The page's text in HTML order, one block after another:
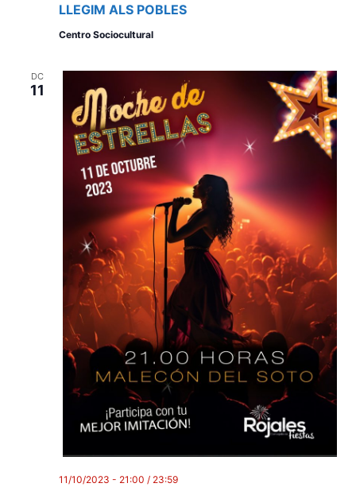
LLEGIM ALS POBLES
Centro Sociocultural
DC
11
11/10/2023 - 21:00 / 23:59